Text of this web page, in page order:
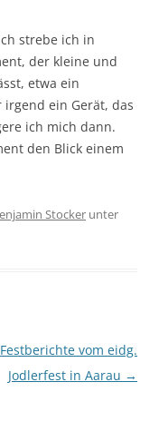
strebe ich in
der kleine und
etwa ein
ein Gerät, das
ich mich dann.
den Blick einem
Stocker unter
Festberichte vom eidg.
Jodlerfest in Aarau →